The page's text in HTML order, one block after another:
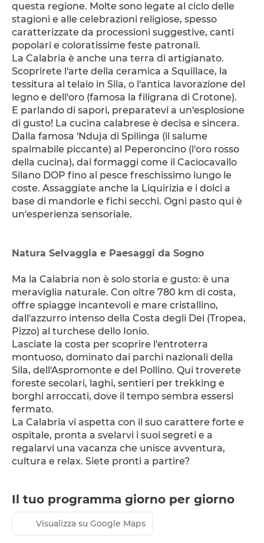
questa regione. Molte sono legate al ciclo delle
stagioni e alle celebrazioni religiose, spesso
caratterizzate da processioni suggestive, canti
popolari e coloratissime feste patronali.
La Calabria è anche una terra di artigianato.
Scoprirete l'arte della ceramica a Squillace, la
tessitura al telaio in Sila, o l'antica lavorazione del
legno e dell'oro (famosa la filigrana di Crotone).
E parlando di sapori, preparatevi a un'esplosione
di gusto! La cucina calabrese è decisa e sincera.
Dalla famosa 'Nduja di Spilinga (il salume
spalmabile piccante) al Peperoncino (l'oro rosso
della cucina), dai formaggi come il Caciocavallo
Silano DOP fino al pesce freschissimo lungo le
coste. Assaggiate anche la Liquirizia e i dolci a
base di mandorle e fichi secchi. Ogni pasto qui è
un'esperienza sensoriale.
Natura Selvaggia e Paesaggi da Sogno
Ma la Calabria non è solo storia e gusto: è una
meraviglia naturale. Con oltre 780 km di costa,
offre spiagge incantevoli e mare cristallino,
dall'azzurro intenso della Costa degli Dei (Tropea,
Pizzo) al turchese dello Ionio.
Lasciate la costa per scoprire l'entroterra
montuoso, dominato dai parchi nazionali della
Sila, dell'Aspromonte e del Pollino. Qui troverete
foreste secolari, laghi, sentieri per trekking e
borghi arroccati, dove il tempo sembra essersi
fermato.
La Calabria vi aspetta con il suo carattere forte e
ospitale, pronta a svelarvi i suoi segreti e a
regalarvi una vacanza che unisce avventura,
cultura e relax. Siete pronti a partire?
Il tuo programma giorno per giorno
Visualizza su Google Maps